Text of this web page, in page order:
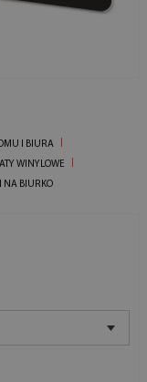
I BIURA
WINYLOWE
NA BIURKO